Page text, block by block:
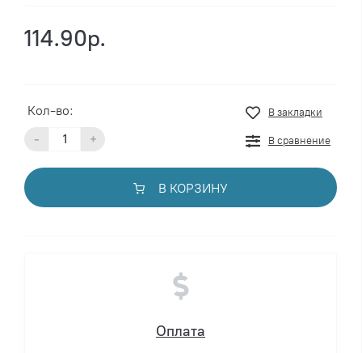
114.90р.
Кол-во:
- +
В закладки
В сравнение
В КОРЗИНУ
Оплата